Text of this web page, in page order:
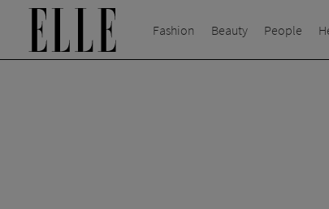
Fashion Beauty People